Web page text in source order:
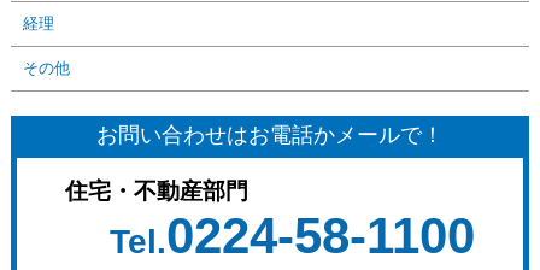
経理
その他
お問い合わせはお電話かメールで！
住宅・不動産部門
Tel.0224-58-1100